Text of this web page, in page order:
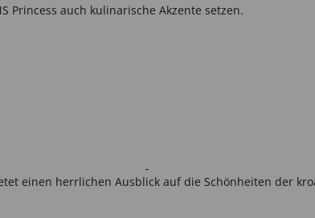
Princess auch kulinarische Akzente setzen.
einen herrlichen Ausblick auf die Schönheiten der